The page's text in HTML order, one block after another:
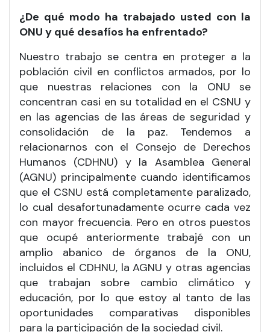
¿De qué modo ha trabajado usted con la
ONU y qué desafíos ha enfrentado?
Nuestro trabajo se centra en proteger a la
población civil en conflictos armados, por lo
que nuestras relaciones con la ONU se
concentran casi en su totalidad en el CSNU y
en las agencias de las áreas de seguridad y
consolidación de la paz. Tendemos a
relacionarnos con el Consejo de Derechos
Humanos (CDHNU) y la Asamblea General
(AGNU) principalmente cuando identificamos
que el CSNU está completamente paralizado,
lo cual desafortunadamente ocurre cada vez
con mayor frecuencia. Pero en otros puestos
que ocupé anteriormente trabajé con un
amplio abanico de órganos de la ONU,
incluidos el CDHNU, la AGNU y otras agencias
que trabajan sobre cambio climático y
educación, por lo que estoy al tanto de las
oportunidades comparativas disponibles
para la participación de la sociedad civil.